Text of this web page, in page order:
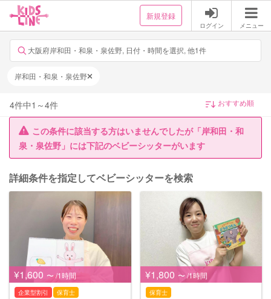
新規登録
ログイン メニュー
大阪府岸和田・和泉・泉佐野, 日付・時間を選択, 他1件
岸和田・和泉・泉佐野
4件中1 ～4件
この条件に該当する方はいませんでしたが「岸和田・和
泉・泉佐野」には下記のベビーシッターがいます
詳細条件を指定してベビーシッターを検索
¥1,600 〜 /1時間
企業型割引 保育士
¥1,800 〜 /1時間
保育士